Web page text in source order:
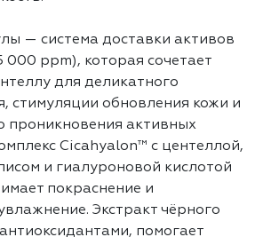
— система доставки активов
000 ppm), которая сочетает
для деликатного
стимуляции обновления кожи и
проникновения активных
Cicahyalon™ с центеллой,
и гиалуроновой кислотой
покраснение и
Экстракт чёрного
помогает